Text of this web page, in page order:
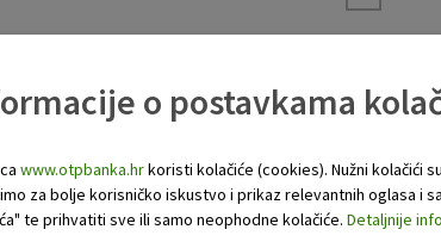
o postavkama
www.otpbanka.hrkoristi kolačiće (cookies). Nužni kolačići
za bolje korisničko iskustvo i prikaz relevantnih oglasa i
te prihvatiti sve ili samo neophodne kolačiće. Detaljnije